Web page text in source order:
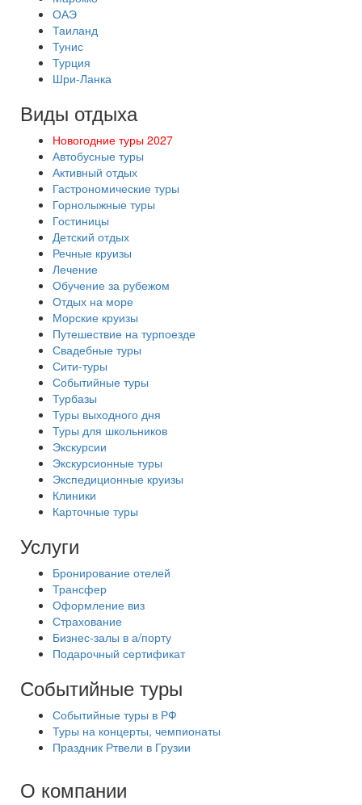
ОАЭ
Таиланд
Тунис
Турция
Шри-Ланка
Виды отдыха
Новогодние туры 2027
Автобусные туры
Активный отдых
Гастрономические туры
Горнолыжные туры
Гостиницы
Детский отдых
Речные круизы
Лечение
Обучение за рубежом
Отдых на море
Морские круизы
Путешествие на турпоезде
Свадебные туры
Сити-туры
Событийные туры
Турбазы
Туры выходного дня
Туры для школьников
Экскурсии
Экскурсионные туры
Экспедиционные круизы
Клиники
Карточные туры
Услуги
Бронирование отелей
Трансфер
Оформление виз
Страхование
Бизнес-залы в а/порту
Подарочный сертификат
Событийные туры
Событийные туры в РФ
Туры на концерты, чемпионаты
Праздник Ртвели в Грузии
О компании